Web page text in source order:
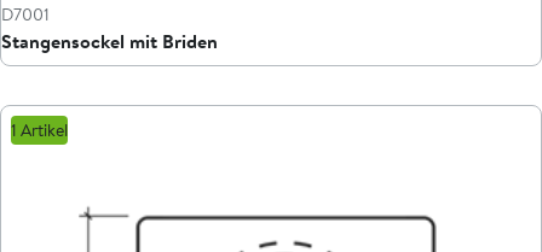
D7001
Stangensockel mit Briden
1 Artikel